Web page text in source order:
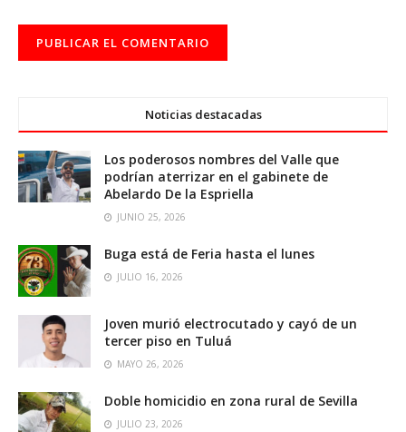
Noticias destacadas
Los poderosos nombres del Valle que
podrían aterrizar en el gabinete de
Abelardo De la Espriella
JUNIO 25, 2026
Buga está de Feria hasta el lunes
JULIO 16, 2026
Joven murió electrocutado y cayó de un
tercer piso en Tuluá
MAYO 26, 2026
Doble homicidio en zona rural de Sevilla
JULIO 23, 2026